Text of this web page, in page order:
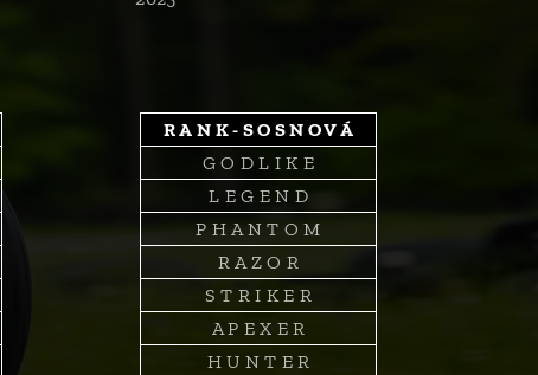
R A N K - S O S N O V Á
G O D L I K E
L E G E N D
P H A N T O M
R A Z O R
S T R I K E R
A P E X E R
H U N T E R